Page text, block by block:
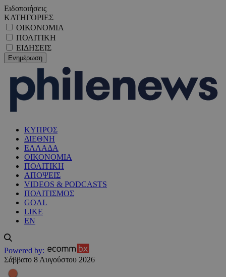
Ειδοποιήσεις
ΚΑΤΗΓΟΡΙΕΣ
ΟΙΚΟΝΟΜΙΑ
ΠΟΛΙΤΙΚΗ
ΕΙΔΗΣΕΙΣ
ΚΥΠΡΟΣ
ΔΙΕΘΝΗ
ΕΛΛΑΔΑ
ΟΙΚΟΝΟΜΙΑ
ΠΟΛΙΤΙΚΗ
ΑΠΟΨΕΙΣ
VIDEOS & PODCASTS
ΠΟΛΙΤΙΣΜΟΣ
GOAL
LIKE
EN
Powered by:
Σάββατο 8 Αυγούστου 2026